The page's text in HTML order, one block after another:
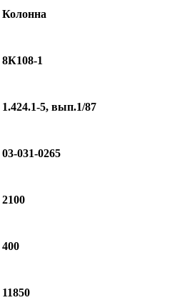
Колонна
8К108-1
1.424.1-5, вып.1/87
03-031-0265
2100
400
11850